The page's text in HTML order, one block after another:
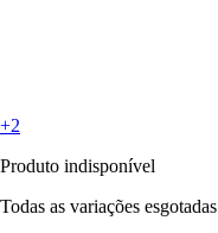
+2
Produto indisponível
Todas as variações esgotadas